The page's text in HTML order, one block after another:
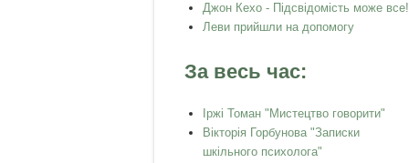
Джон Кехо - Підсвідомість може все!
Леви прийшли на допомогу
За весь час:
Іржі Томан "Мистецтво говорити"
Вікторія Горбунова "Записки
шкільного психолога"